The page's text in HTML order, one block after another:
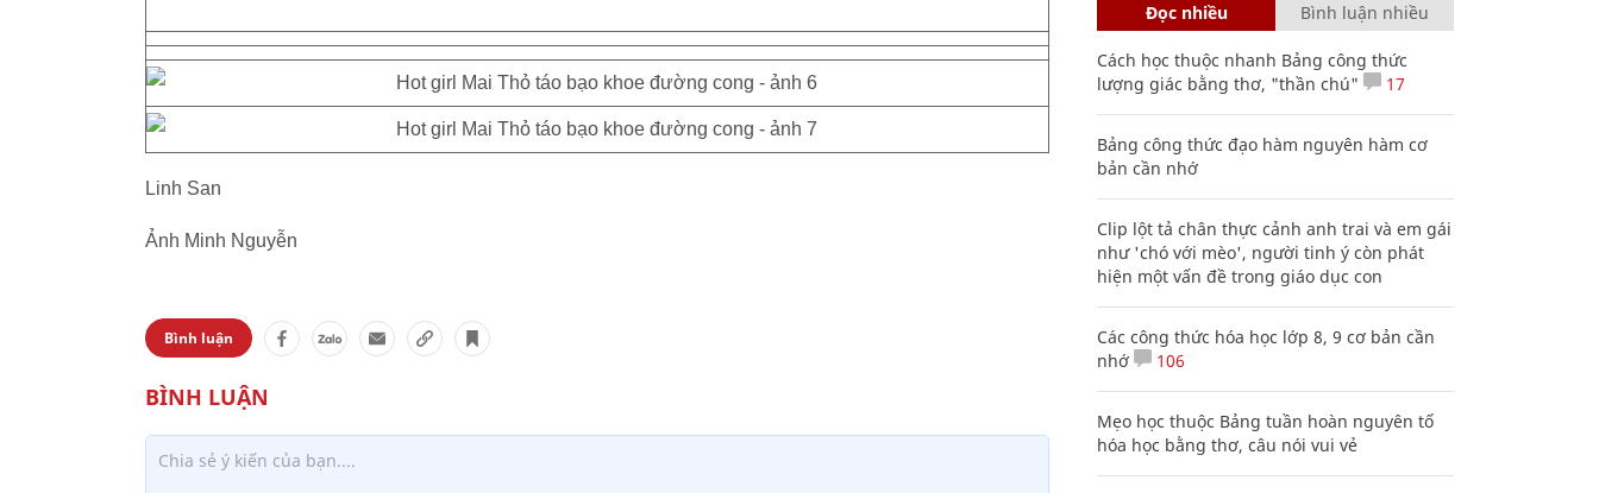
Linh San
Ảnh Minh Nguyễn
Bình luận
Đọc nhiều Bình luận nhiều
Cách học thuộc nhanh Bảng công thức
lượng giác bằng thơ, "thần chú"
17
Bảng công thức đạo hàm nguyên hàm cơ
bản cần nhớ
Clip lột tả chân thực cảnh anh trai và em gái
như 'chó với mèo', người tinh ý còn phát
hiện một vấn đề trong giáo dục con
Các công thức hóa học lớp 8, 9 cơ bản cần
nhớ
106
Mẹo học thuộc Bảng tuần hoàn nguyên tố
hóa học bằng thơ, câu nói vui vẻ